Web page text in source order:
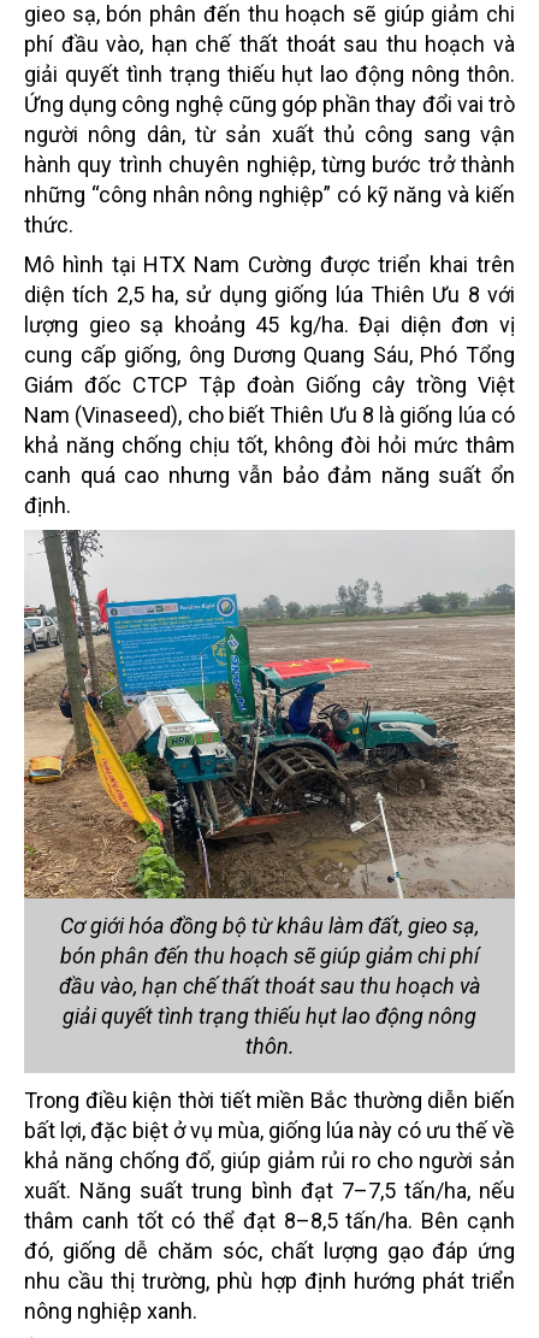
gieo sạ, bón phân đến thu hoạch sẽ giúp giảm chi
phí đầu vào, hạn chế thất thoát sau thu hoạch và
giải quyết tình trạng thiếu hụt lao động nông thôn.
Ứng dụng công nghệ cũng góp phần thay đổi vai trò
người nông dân, từ sản xuất thủ công sang vận
hành quy trình chuyên nghiệp, từng bước trở thành
những “công nhân nông nghiệp” có kỹ năng và kiến
thức.
Mô hình tại HTX Nam Cường được triển khai trên
diện tích 2,5 ha, sử dụng giống lúa Thiên Ưu 8 với
lượng gieo sạ khoảng 45 kg/ha. Đại diện đơn vị
cung cấp giống, ông Dương Quang Sáu, Phó Tổng
Giám đốc CTCP Tập đoàn Giống cây trồng Việt
Nam (Vinaseed), cho biết Thiên Ưu 8 là giống lúa có
khả năng chống chịu tốt, không đòi hỏi mức thâm
canh quá cao nhưng vẫn bảo đảm năng suất ổn
định.
Cơ giới hóa đồng bộ từ khâu làm đất, gieo sạ,
bón phân đến thu hoạch sẽ giúp giảm chi phí
đầu vào, hạn chế thất thoát sau thu hoạch và
giải quyết tình trạng thiếu hụt lao động nông
thôn.
Trong điều kiện thời tiết miền Bắc thường diễn biến
bất lợi, đặc biệt ở vụ mùa, giống lúa này có ưu thế về
khả năng chống đổ, giúp giảm rủi ro cho người sản
xuất. Năng suất trung bình đạt 7–7,5 tấn/ha, nếu
thâm canh tốt có thể đạt 8–8,5 tấn/ha. Bên cạnh
đó, giống dễ chăm sóc, chất lượng gạo đáp ứng
nhu cầu thị trường, phù hợp định hướng phát triển
nông nghiệp xanh.